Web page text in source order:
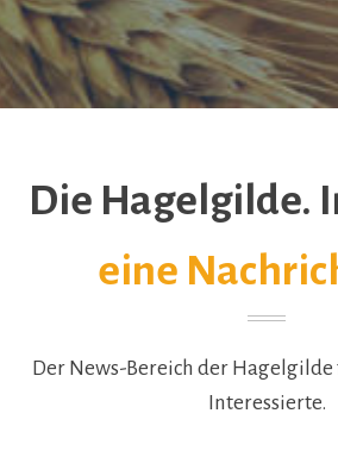
Die Hagelgilde.
eine
Der News-Bereich der
Interessierte.